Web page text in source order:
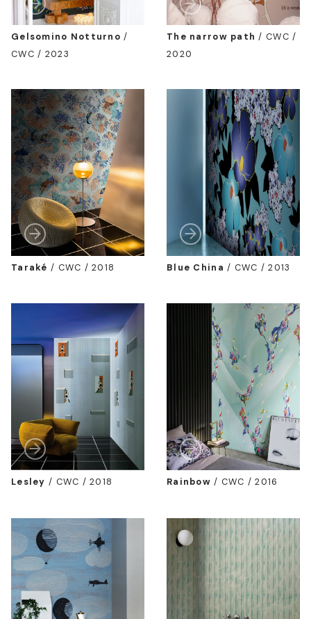
Gelsomino Notturno /
CWC / 2023
The narrow path /CWC /
2020
Taraké / CWC / 2018 Blue China / CWC / 2013
Lesley / CWC / 2018 Rainbow / CWC / 2016